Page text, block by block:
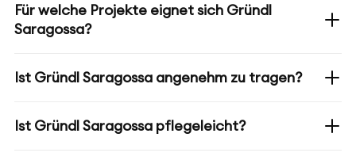
Für welche Projekte eignet sich Gründl
Saragossa?
Ist Gründl Saragossa angenehm zu tragen?
Ist Gründl Saragossa pflegeleicht?